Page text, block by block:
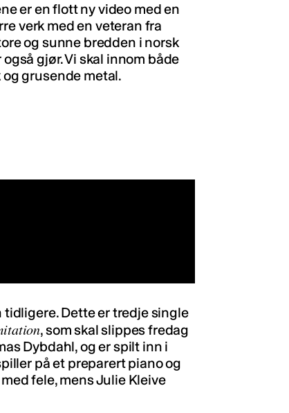
er en flott ny video med en
verk med en veteran fra
og sunne bredden i norsk
gjør. Vi skal innom både
grusende metal.
tidligere. Dette er tredje single
, som skal slippes fredag
Dybdahl, og er spilt inn i
på et preparert piano og
fele, mens Julie Kleive